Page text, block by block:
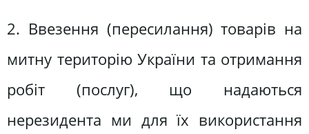
2. Ввезення (пересилання) товарів на
митну територію України та отримання
робіт (послуг), що надаються
нерезидента ми для їх використання